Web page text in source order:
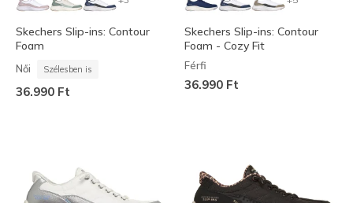
Skechers Slip-ins: Contour
Foam
Női Szélesben is
36.990 Ft
Skechers Slip-ins: Contour
Foam - Cozy Fit
Férfi
36.990 Ft